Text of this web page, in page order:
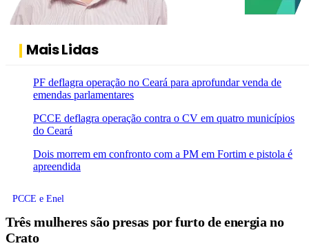
Mais Lidas
PF deflagra operação no Ceará para aprofundar venda de
emendas parlamentares
PCCE deflagra operação contra o CV em quatro municípios
do Ceará
Dois morrem em confronto com a PM em Fortim e pistola é
apreendida
PCCE e Enel
Três mulheres são presas por furto de energia no
Crato